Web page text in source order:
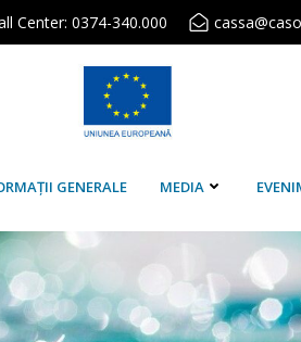
Center: 0374-340.000
GENERALE MEDIA